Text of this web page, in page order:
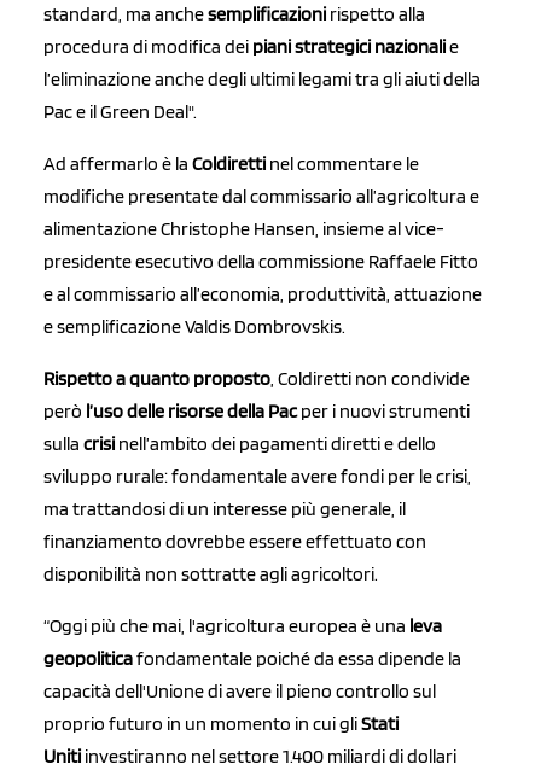
standard, ma anchesemplificazioni rispetto alla
procedura di modifica dei piani strategici nazionalie
l’eliminazione anche degli ultimi legami tra gli aiuti della
Pac e il Green Deal".
Ad affermarlo è la Coldiretti nel commentare le
modifiche presentate dal commissario all’agricoltura e
alimentazione Christophe Hansen, insieme al vice-
presidente esecutivo della commissione Raffaele Fitto
e al commissario all’economia, produttività, attuazione
e semplificazione Valdis Dombrovskis.
Rispetto a quanto proposto, Coldiretti non condivide
però l’uso delle risorse della Pacper i nuovi strumenti
sulla crisi nell’ambito dei pagamenti diretti e dello
sviluppo rurale: fondamentale avere fondi per le crisi,
ma trattandosi di un interesse più generale, il
finanziamento dovrebbe essere effettuato con
disponibilità non sottratte agli agricoltori.
“Oggi più che mai, l'agricoltura europea è una leva
geopoliticafondamentale poiché da essa dipende la
capacità dell'Unione di avere il pieno controllo sul
proprio futuro in un momento in cui gliStati
Uniti investiranno nel settore 1.400 miliardi di dollari